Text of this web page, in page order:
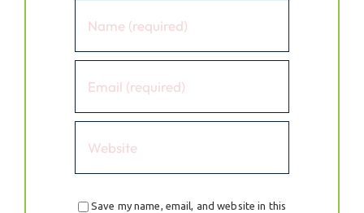
Save my name, email, and website in this